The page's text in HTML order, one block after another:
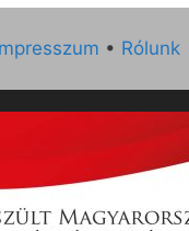
• Rólunk